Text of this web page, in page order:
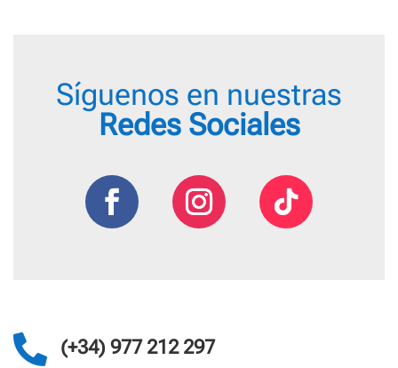
Síguenos en nuestras
Redes Sociales
 (+34) 977 212 297